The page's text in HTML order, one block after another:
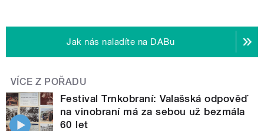
Jak nás naladíte na DABu
VÍCE Z POŘADU
Festival Trnkobraní: Valašská odpověď
na vinobraní má za sebou už bezmála
60 let